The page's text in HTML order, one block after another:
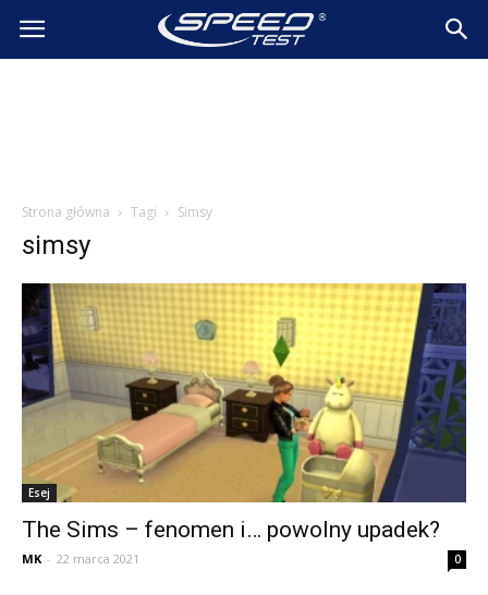
SpeedTest.pl
Strona główna Tagi Simsy
simsy
Esej
The Sims – fenomen i… powolny upadek?
MK - 22 marca 2021 0